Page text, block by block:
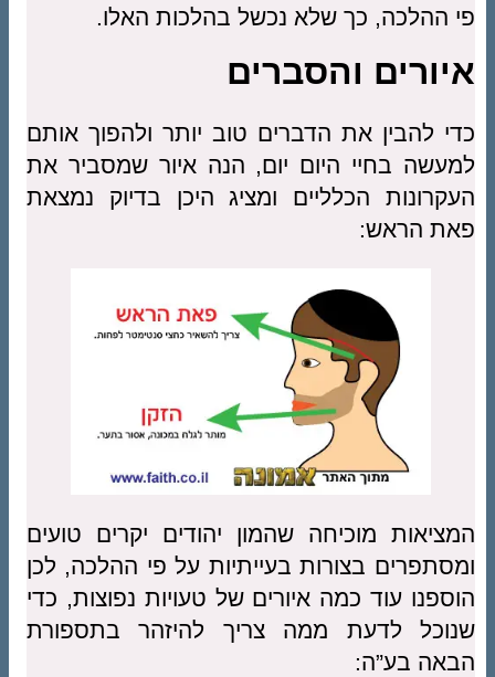
פי ההלכה, כך שלא נכשל בהלכות האלו.
איורים והסברים
כדי להבין את הדברים טוב יותר ולהפוך אותם
למעשה בחיי היום יום, הנה איור שמסביר את
העקרונות הכלליים ומציג היכן בדיוק נמצאת
פאת הראש:
המציאות מוכיחה שהמון יהודים יקרים טועים
ומסתפרים בצורות בעייתיות על פי ההלכה, לכן
הוספנו עוד כמה איורים של טעויות נפוצות, כדי
שנוכל לדעת ממה צריך להיזהר בתספורת
הבאה בע”ה: